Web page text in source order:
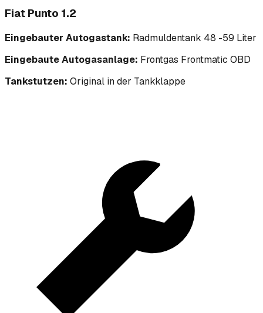
Fiat Punto 1.2
Eingebauter Autogastank: Radmuldentank 48 -59 Liter
Eingebaute Autogasanlage: Frontgas Frontmatic OBD
Tankstutzen: Original in der Tankklappe